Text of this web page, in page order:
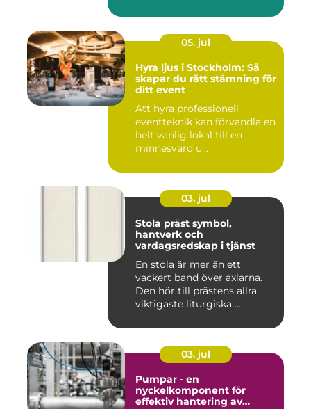
05. jul
Hyra ljus i Stockholm: Så
skapar du rätt stämning för
ditt event
Att hyra professionell
eventteknik kan förvandla en
helt vanlig lokal till en
minnesvärd u...
03. jul
Stola präst symbol,
hantverk och
vardagsredskap i tjänst
En stola är mer än ett
vackert band över axlarna.
Den hör till prästens allra
viktigaste liturgiska ...
03. jul
Pumpar - en
nyckelkomponent för
effektiv hantering av